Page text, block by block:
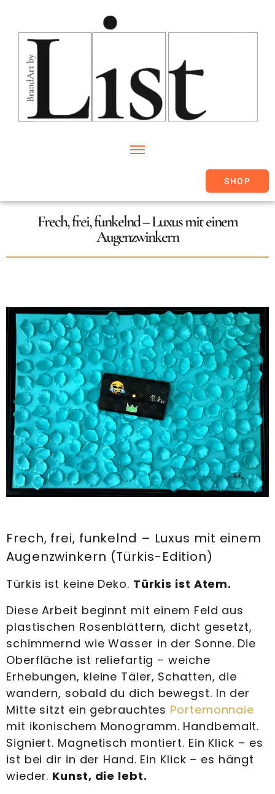
SHOP
Frech, frei, funkelnd – Luxus mit einem
Augenzwinkern
Frech, frei, funkelnd – Luxus mit einem
Augenzwinkern (Türkis-Edition)
Türkis ist keine Deko. Türkis ist Atem.
Diese Arbeit beginnt mit einem Feld aus
plastischen Rosenblättern, dicht gesetzt,
schimmernd wie Wasser in der Sonne. Die
Oberfläche ist reliefartig – weiche
Erhebungen, kleine Täler, Schatten, die
wandern, sobald du dich bewegst. In der
Mitte sitzt ein gebrauchtes Portemonnaie
mit ikonischem Monogramm. Handbemalt.
Signiert. Magnetisch montiert. Ein Klick – es
ist bei dir in der Hand. Ein Klick – es hängt
wieder. Kunst, die lebt.